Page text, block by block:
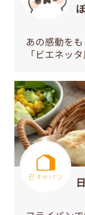
あの感動を
「ビエネッ